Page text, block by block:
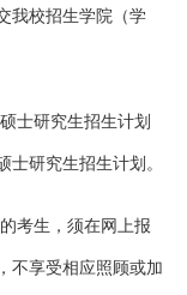
我校招生学院（学
士研究生招生计划
研究生招生计划。
考生，须在网上报
不享受相应照顾或加